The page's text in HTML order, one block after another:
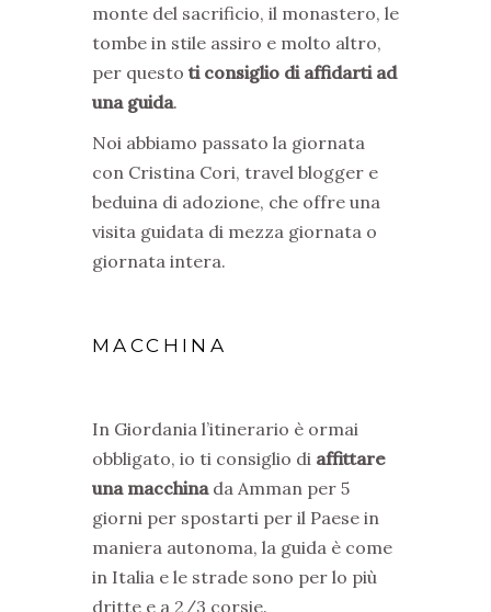
monte del sacrificio, il monastero, le
tombe in stile assiro e molto altro,
per questo ti consiglio di affidarti ad
una guida.
Noi abbiamo passato la giornata
con Cristina Cori, travel blogger e
beduina di adozione, che offre una
visita guidata di mezza giornata o
giornata intera.
MACCHINA
In Giordania l’itinerario è ormai
obbligato, io ti consiglio di affittare
una macchinada Amman per 5
giorni per spostarti per il Paese in
maniera autonoma, la guida è come
in Italia e le strade sono per lo più
dritte e a 2/3 corsie.